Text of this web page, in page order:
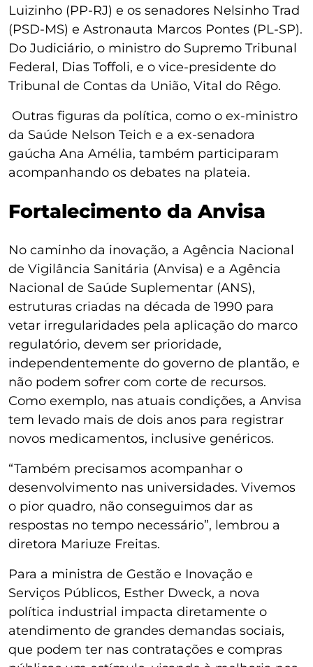
Luizinho (PP-RJ) e os senadores Nelsinho Trad
(PSD-MS) e Astronauta Marcos Pontes (PL-SP).
Do Judiciário, o ministro do Supremo Tribunal
Federal, Dias Toffoli, e o vice-presidente do
Tribunal de Contas da União, Vital do Rêgo.
Outras figuras da política, como o ex-ministro
da Saúde Nelson Teich e a ex-senadora
gaúcha Ana Amélia, também participaram
acompanhando os debates na plateia.
Fortalecimento da Anvisa
No caminho da inovação, a Agência Nacional
de Vigilância Sanitária (Anvisa) e a Agência
Nacional de Saúde Suplementar (ANS),
estruturas criadas na década de 1990 para
vetar irregularidades pela aplicação do marco
regulatório, devem ser prioridade,
independentemente do governo de plantão, e
não podem sofrer com corte de recursos.
Como exemplo, nas atuais condições, a Anvisa
tem levado mais de dois anos para registrar
novos medicamentos, inclusive genéricos.
“Também precisamos acompanhar o
desenvolvimento nas universidades. Vivemos
o pior quadro, não conseguimos dar as
respostas no tempo necessário”, lembrou a
diretora Mariuze Freitas.
Para a ministra de Gestão e Inovação e
Serviços Públicos, Esther Dweck, a nova
política industrial impacta diretamente o
atendimento de grandes demandas sociais,
que podem ter nas contratações e compras